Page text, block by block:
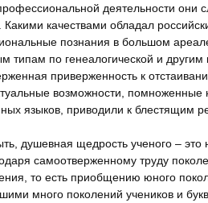
деятельности
качествами обладал
познания в большом
типам по генеалогической и
приверженность к
возможности,
языков, приводили к блестящим
душевная щедрость ученого – это
самоотверженному труду
то есть приобщению юного
много поколений учеников и